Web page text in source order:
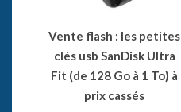
Vente flash : les petites
clés usb SanDisk Ultra
Fit (de 128 Go à 1 To) à
prix cassés